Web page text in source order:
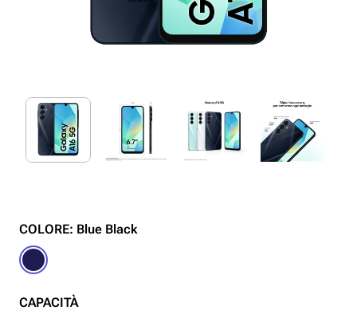
COLORE: Blue Black
CAPACITÀ